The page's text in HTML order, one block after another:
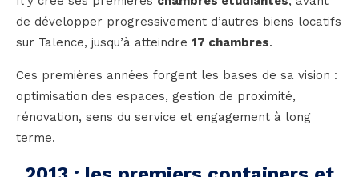
de développer progressivement d’autres biens locatifs
sur Talence, jusqu’à atteindre 17 chambres.
Ces premières années forgent les bases de sa vision :
optimisation des espaces, gestion de proximité,
rénovation, sens du service et engagement à long
terme.